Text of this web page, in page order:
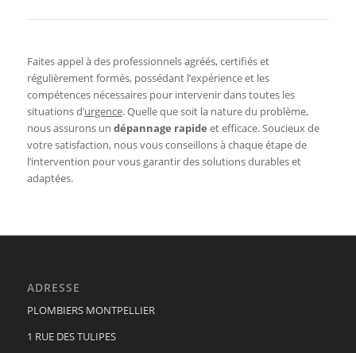
Faites appel à des professionnels agréés, certifiés et
régulièrement formés, possédant l’expérience et les
compétences nécessaires pour intervenir dans toutes les
situations d’urgence. Quelle que soit la nature du problème,
nous assurons un dépannage rapide et efficace. Soucieux de
votre satisfaction, nous vous conseillons à chaque étape de
l’intervention pour vous garantir des solutions durables et
adaptées.
ADRESSE
PLOMBIERS MONTPELLIER
1 RUE DES TULIPES